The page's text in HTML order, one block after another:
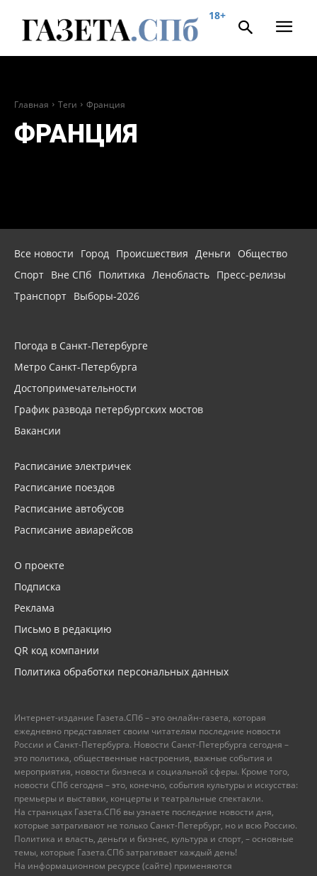
18+
Главная Теги Франция
ФРАНЦИЯ
Все новости Город Происшествия Деньги
Общество
Спорт Вне СПб Политика Ленобласть Пресс-релизы
Транспорт Выборы-2026
Погода в Санкт-Петербурге
Метро Санкт-Петербурга
Достопримечательности
График развода петербургских мостов
Вакансии
Расписание электричек
Расписание поездов
Расписание автобусов
Расписание авиарейсов
О проекте
Подписка
Реклама
Письмо в редакцию
QR код компании
Политика обработки персональных данных
Интернет-издание Газета.СПб – это онлайн-газета, которая
ежедневно представляет своим читателям последние новости
России и Санкт-Петербурга. Новости Санкт-Петербурга сегодня –
это политика, общественные настроения, важные события и
мероприятия, новости бизнеса и социальной сферы. Кроме того,
новости СПб сегодня – это, конечно, события культуры и искусства:
премьеры и выставки, концерты и театральные спектакли.
На страницах Газета.СПб вы узнаете последние новости дня,
которые затрагивают не только Санкт-Петербург, но и всю Россию.
Политика и власть, деньги и бизнес, культура и спорт, – основные
темы, которые Газета.СПб затрагивает каждый день!
На информационном ресурсе (сайте) применяются